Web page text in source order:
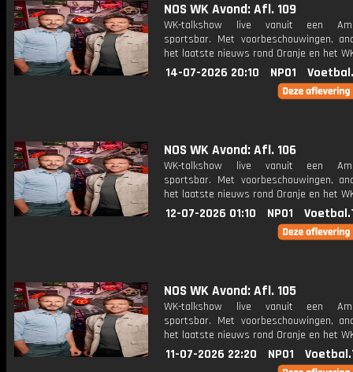
NOS WK Avond: Afl. 109
WK-talkshow live vanuit een
sportsbar. Met voorbeschouwingen,
het laatste nieuws rond Oranje en het
14-07-2026 20:10 NPO1
NOS WK Avond: Afl. 106
WK-talkshow live vanuit een
sportsbar. Met voorbeschouwingen,
het laatste nieuws rond Oranje en het
12-07-2026 01:10 NPO1
NOS WK Avond: Afl. 105
WK-talkshow live vanuit een
sportsbar. Met voorbeschouwingen,
het laatste nieuws rond Oranje en het
11-07-2026 22:20 NPO1